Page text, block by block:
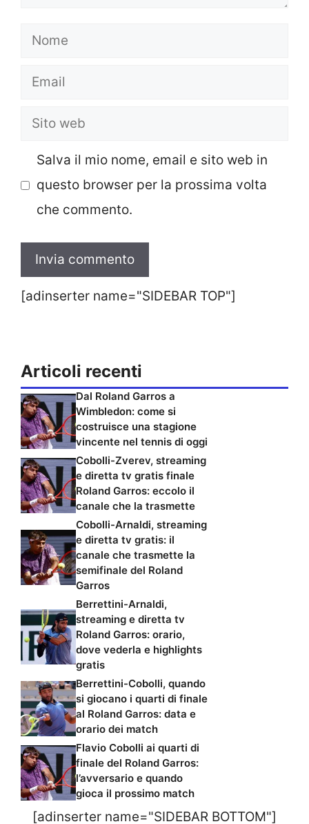
Nome
Email
Sito
Salva il mio nome, email e sito web in
questo browser per la prossima volta
che commento.
[adinserter name="SIDEBAR TOP"]
Articoli recenti
Dal Roland Garros a
Wimbledon: come si
costruisce una stagione
vincente nel tennis di oggi
Cobolli-Zverev, streaming
e diretta tv gratis finale
Roland Garros: eccolo il
canale che la trasmette
Cobolli-Arnaldi, streaming
e diretta tv gratis: il
canale che trasmette la
semifinale del Roland
Garros
Berrettini-Arnaldi,
streaming e diretta tv
Roland Garros: orario,
dove vederla e highlights
gratis
Berrettini-Cobolli, quando
si giocano i quarti di finale
al Roland Garros: data e
orario dei match
Flavio Cobolli ai quarti di
finale del Roland Garros:
l’avversario e quando
gioca il prossimo match
[adinserter name="SIDEBAR BOTTOM"]